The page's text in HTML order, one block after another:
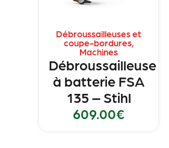
Débroussailleuses et
coupe-bordures,
Machines
Débroussailleuse
à batterie FSA
135 – Stihl
609.00€